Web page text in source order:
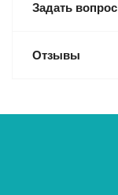
Задать вопрос
Отзывы